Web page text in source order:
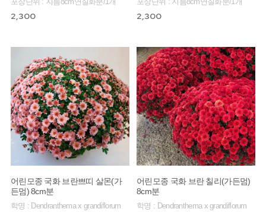
2,300 2,300
어린모종 국화 브란쁘띠 살몬(가
든멈) 8cm분
학명 : Dendranthema x grandiflorum
어린모종 국화 브란 칠리(가든멈)
8cm분
학명 : Dendranthema x grandiflorum